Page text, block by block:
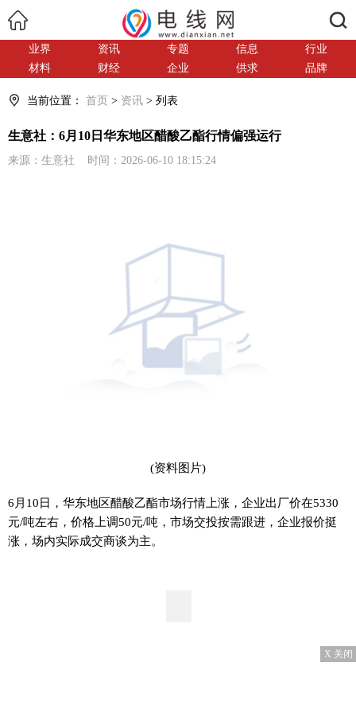
业界 资讯 专题 信息
行业
材料
财经 企业 供求 品牌
当前位置： 首页 > 资讯 > 列表
生意社：6月10日华东地区醋酸乙酯行情偏强运行
来源：生意社 时间：2026-06-10 18:15:24
(资料图片)
6月10日，华东地区醋酸乙酯市场行情上涨，企业出厂价在5330
元/吨左右，价格上调50元/吨，市场交投按需跟进，企业报价挺
涨，场内实际成交商谈为主。
X 关闭